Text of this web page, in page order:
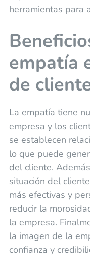
herramientas para
empatía
de
La empatía tiene
empresa y los
se establecen
lo que puede
del cliente.
situación del
más efectivas y
reducir la
la empresa.
la imagen de la
confianza y